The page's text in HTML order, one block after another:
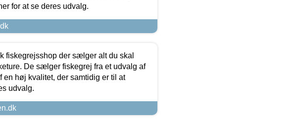
for at se deres udvalg.
fiskegrejsshop der sælger alt du skal
De sælger fiskegrej fra et udvalg af
høj kvalitet, der samtidig er til at
udvalg.